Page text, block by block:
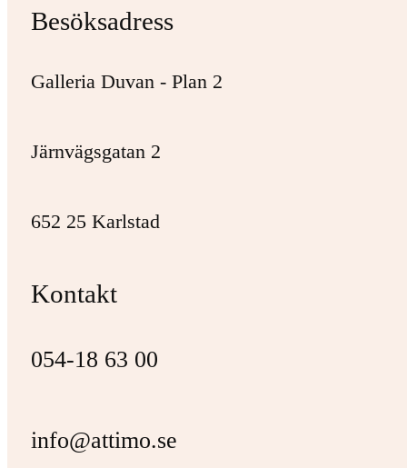
Besöksadress
Galleria Duvan - Plan 2
Järnvägsgatan 2
652 25 Karlstad
Kontakt
054-18 63 00
info@attimo.se